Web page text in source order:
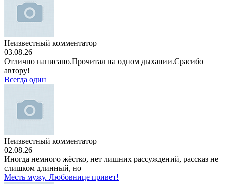
Неизвестный комментатор
03.08.26
Отлично написано.Прочитал на одном дыхании.Срасибо
автору!
Всегда один
Неизвестный комментатор
02.08.26
Иногда немного жёстко, нет лишних рассуждений, рассказ не
слишком длинный, но
Месть мужу. Любовнице привет!